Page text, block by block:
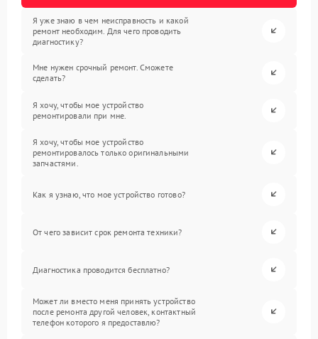
Я уже знаю в чем неисправность и какой
ремонт необходим. Для чего проводить
диагностику?
Мне нужен срочный ремонт. Сможете
сделать?
Я хочу, чтобы мое устройство
ремонтировали при мне.
Я хочу, чтобы мое устройство
ремонтировалось только оригинальными
запчастями.
Как я узнаю, что мое устройство готово?
От чего зависит срок ремонта техники?
Диагностика проводится бесплатно?
Может ли вместо меня принять устройство
после ремонта другой человек, контактный
телефон которого я предоставлю?